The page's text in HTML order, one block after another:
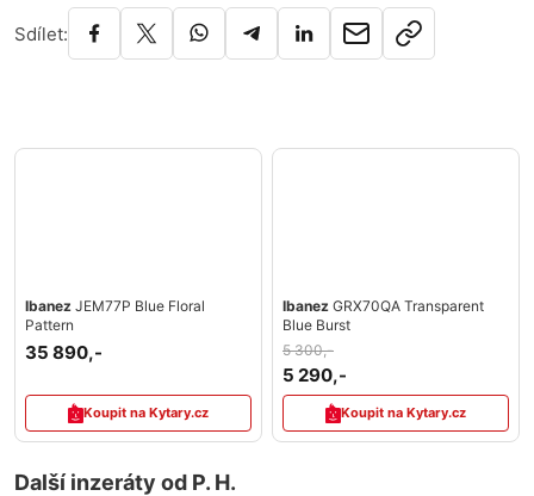
Sdílet:
Ibanez JEM77P Blue Floral
Pattern
35 890,-
Koupit na Kytary.cz
Ibanez GRX70QA Transparent
Blue Burst
5 300,-
5 290,-
Koupit na Kytary.cz
Další inzeráty od P. H.